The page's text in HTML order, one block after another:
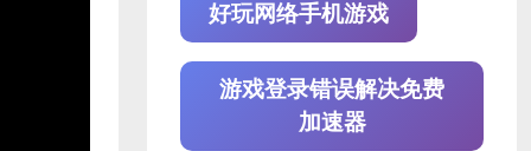
好玩网络手机游戏
游戏登录错误解决免费
加速器